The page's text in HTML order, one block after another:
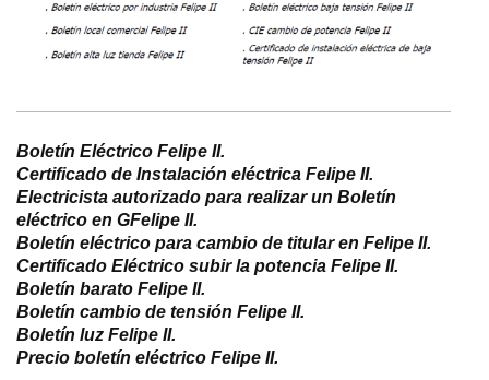
Boletín Eléctrico Felipe II.
Certificado de Instalación eléctrica Felipe II.
Electricista autorizado para realizar un Boletín
eléctrico en GFelipe II.
Boletín eléctrico para cambio de titular en Felipe II.
Certificado Eléctrico subir la potencia Felipe II.
Boletín barato Felipe II.
Boletín cambio de tensión Felipe II.
Boletín luz Felipe II.
Precio boletín eléctrico Felipe II.